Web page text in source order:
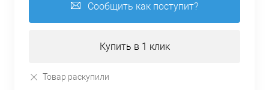
Сообщить как поступит?
Купить в 1 клик
Товар раскупили